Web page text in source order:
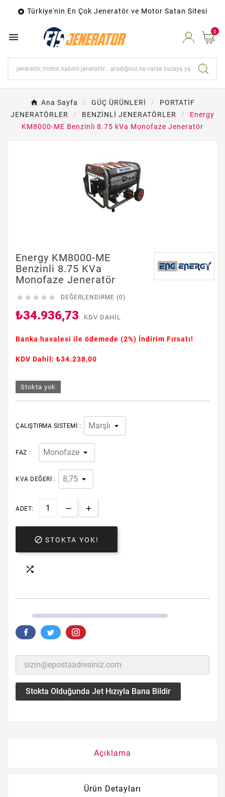
 Türkiye'nin En Çok Jeneratör ve Motor Satan Sitesi
 0
Ana Sayfa GÜÇ ÜRÜNLERİ
PORTATİF
JENERATÖRLER
BENZİNLİ JENERATÖRLER
Energy
KM8000-ME Benzinli 8.75 kVa Monofaze Jeneratör
Energy KM8000-ME
Benzinli 8.75 KVa
Monofaze Jeneratör
     DEĞERLENDIRME (0)
₺34.936,73 KDV DAHIL
Banka havalesi ile ödemede (2%) İndirim Fırsatı!
KDV Dahil: ₺34.238,00
Stokta yok
ÇALIŞTIRMA SISTEMI :
FAZ :
KVA DEĞERI :
ADET:
 STOKTA YOK!

Stokta Olduğunda Jet Hızıyla Bana Bildir
Açıklama
Ürün Detayları